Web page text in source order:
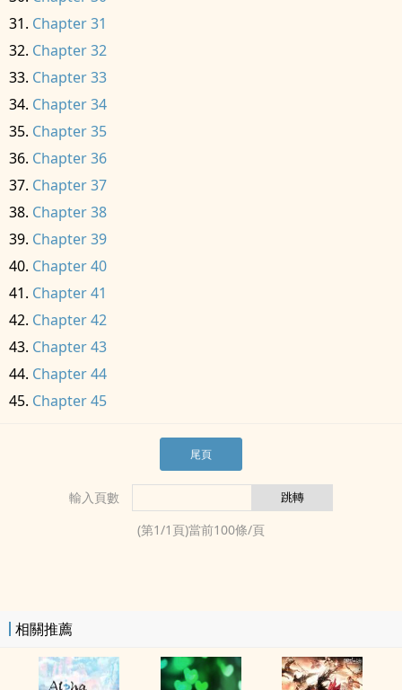
Chapter 31
Chapter 32
Chapter 33
Chapter 34
Chapter 35
Chapter 36
Chapter 37
Chapter 38
Chapter 39
Chapter 40
Chapter 41
Chapter 42
Chapter 43
Chapter 44
Chapter 45
尾頁
輸入頁數
(第1/1 頁)當前100條/頁
相關推薦